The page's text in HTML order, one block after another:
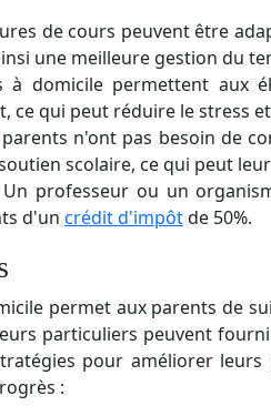
de cours peuvent être
une meilleure gestion du
à domicile permettent aux
ce qui peut réduire le stress
parents n'ont pas besoin de
scolaire, ce qui peut
professeur ou un
d'un crédit d'impôtde 50%.
permet aux parents de
particuliers peuvent
pour améliorer leurs
: